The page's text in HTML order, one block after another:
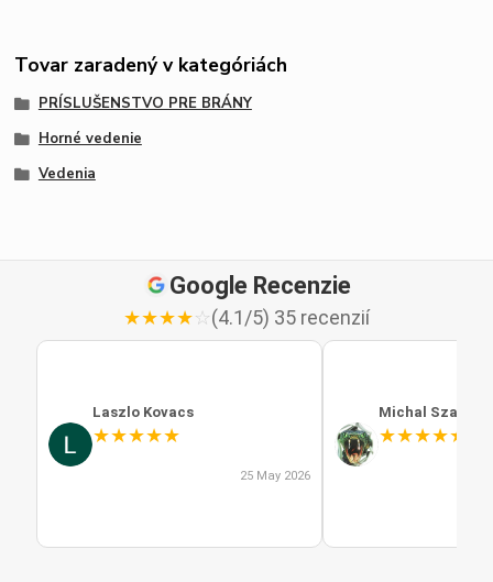
Tovar zaradený v kategóriách
PRÍSLUŠENSTVO PRE BRÁNY
Horné vedenie
Vedenia
Google Recenzie
★★★★☆(4.1/5) 35 recenzií
Laszlo Kovacs
★★★★★
25 May 2026
Michal Szabo
★★★★★